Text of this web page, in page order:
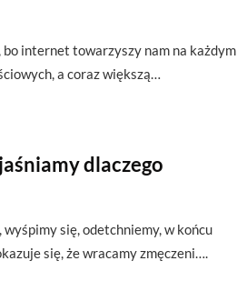
internet towarzyszy nam na każdym
a coraz większą…
dlaczego
się, odetchniemy, w końcu
się, że wracamy zmęczeni….